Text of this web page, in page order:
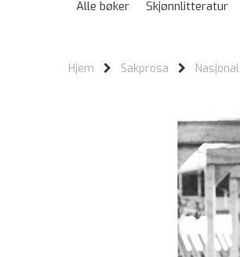
Alle bøker Skjønnlitteratur
Hjem Sakprosa Nasjonal